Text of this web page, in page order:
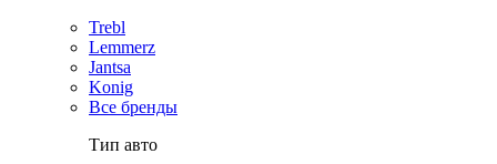
Trebl
Lemmerz
Jantsa
Konig
Все бренды
Тип авто